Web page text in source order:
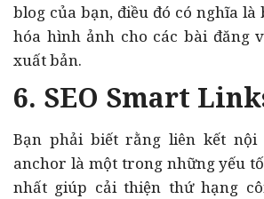
blog của bạn, điều đó có nghĩa là
hóa hình ảnh cho các bài đăng
xuất bản.
6. SEO Smart
Bạn phải biết rằng liên kết
anchor là một trong những yếu
nhất giúp cải thiện thứ hạng